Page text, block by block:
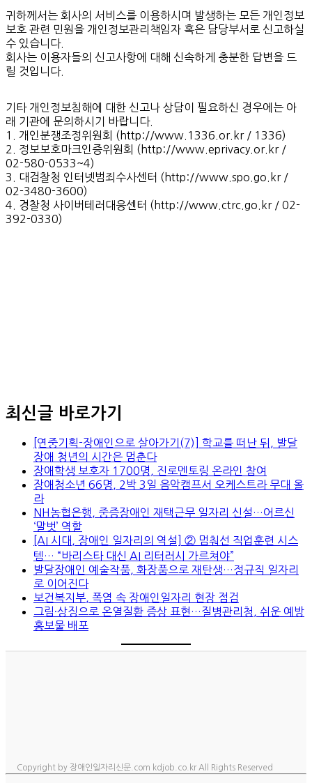
귀하께서는 회사의 서비스를 이용하시며 발생하는 모든 개인정보
보호 관련 민원을 개인정보관리책임자 혹은 담당부서로 신고하실
수 있습니다.
회사는 이용자들의 신고사항에 대해 신속하게 충분한 답변을 드
릴 것입니다.
기타 개인정보침해에 대한 신고나 상담이 필요하신 경우에는 아
래 기관에 문의하시기 바랍니다.
1. 개인분쟁조정위원회 (http://www.1336.or.kr / 1336)
2. 정보보호마크인증위원회 (http://www.eprivacy.or.kr /
02-580-0533~4)
3. 대검찰청 인터넷범죄수사센터 (http://www.spo.go.kr /
02-3480-3600)
4. 경찰청 사이버테러대응센터 (http://www.ctrc.go.kr / 02-
392-0330)
최신글 바로가기
[연중기획-장애인으로 살아가기(7)] 학교를 떠난 뒤, 발달
장애 청년의 시간은 멈춘다
장애학생 보호자 1700명, 진로멘토링 온라인 참여
장애청소년 66명, 2박 3일 음악캠프서 오케스트라 무대 올
라
NH농협은행, 중증장애인 재택근무 일자리 신설…어르신
‘말벗’ 역할
[AI 시대, 장애인 일자리의 역설] ② 멈춰선 직업훈련 시스
템… “바리스타 대신 AI 리터러시 가르쳐야”
발달장애인 예술작품, 화장품으로 재탄생…정규직 일자리
로 이어진다
보건복지부, 폭염 속 장애인일자리 현장 점검
그림·상징으로 온열질환 증상 표현…질병관리청, 쉬운 예방
홍보물 배포
Copyright by 장애인일자리신문.com kdjob.co.kr All Rights Reserved